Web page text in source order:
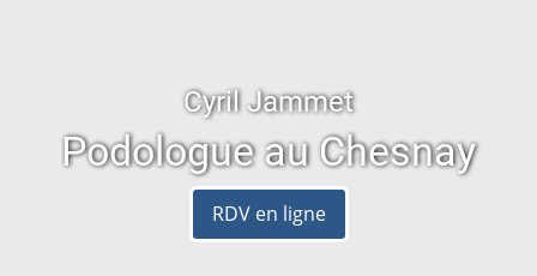
Cyril Jammet
Podologue au Chesnay
RDV en ligne